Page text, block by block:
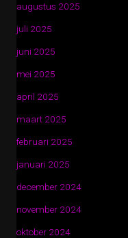
augustus 2025
juli 2025
juni 2025
mei 2025
april 2025
maart 2025
februari 2025
januari 2025
december 2024
november 2024
oktober 2024